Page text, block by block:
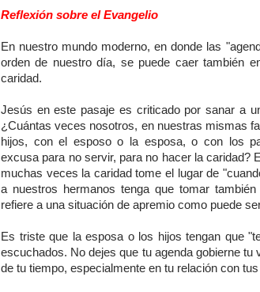
Reflexión sobre el Evangelio
En nuestro mundo moderno, en donde las
orden de nuestro día, se puede caer también
caridad.
Jesús en este pasaje es criticado por sanar a
¿Cuántas veces nosotros, en nuestras mismas
hijos, con el esposo o la esposa, o con los
excusa para no servir, para no hacer la caridad?
muchas veces la caridad tome el lugar de
a nuestros hermanos tenga que tomar
refiere a una situación de apremio como puede
Es triste que la esposa o los hijos tengan que
escuchados. No dejes que tu agenda gobierne
de tu tiempo, especialmente en tu relación con